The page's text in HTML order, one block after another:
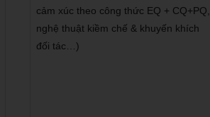
cảm xúc theo công thức EQ + CQ+PQ,
nghệ thuật kiềm chế & khuyến khích
đối tác…)